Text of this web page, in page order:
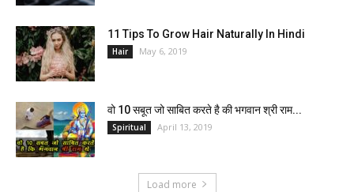
11 Tips To Grow Hair Naturally In Hindi
Hair May 6, 2019
वो 10 सबूत जो साबित करते है की भगवान श्री राम...
Spiritual April 13, 2019
Load more